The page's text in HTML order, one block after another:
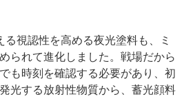
る視認性を高める夜光塗料も、ミ
られて進化しました。戦場だから
も時刻を確認する必要があり、初
光する放射性物質から、蓄光顔料